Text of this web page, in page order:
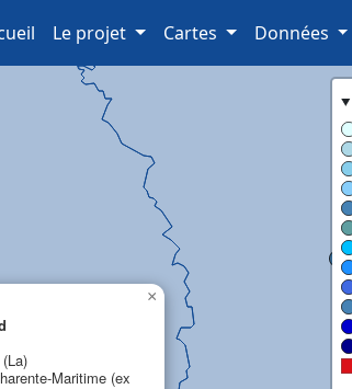
(current)
Le projet Cartes Données
Maritime (ex
×